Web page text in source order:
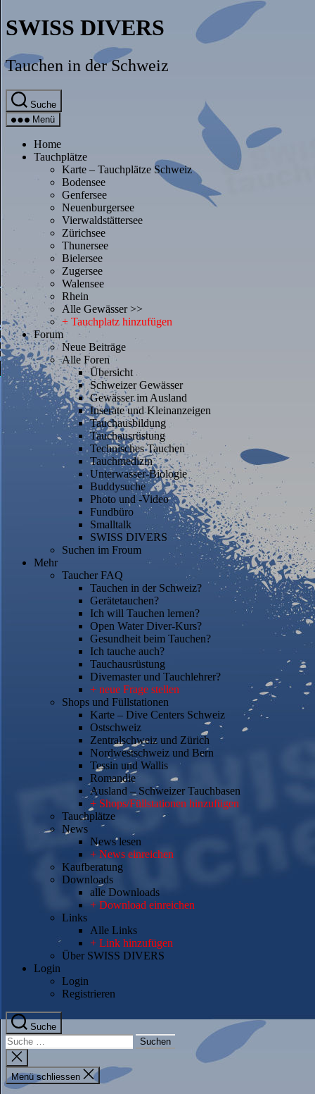
Direkt
zum
wechseln
SWISS DIVERS
Tauchen in der Schweiz
Suche
Menü
Home
Tauchplätze
Karte – Tauchplätze Schweiz
Bodensee
Genfersee
Neuenburgersee
Vierwaldstättersee
Zürichsee
Thunersee
Bielersee
Zugersee
Walensee
Rhein
Alle Gewässer >>
+ Tauchplatz hinzufügen
Forum
Neue Beiträge
Alle Foren
Übersicht
Schweizer Gewässer
Gewässer im Ausland
Inserate und Kleinanzeigen
Tauchausbildung
Tauchausrüstung
Technisches Tauchen
Tauchmedizin
Unterwasser-Biologie
Buddysuche
Photo und -Video
Fundbüro
Smalltalk
SWISS DIVERS
Suchen im Froum
Mehr
Taucher FAQ
Tauchen in der Schweiz?
Gerätetauchen?
Ich will Tauchen lernen?
Open Water Diver-Kurs?
Gesundheit beim Tauchen?
Ich tauche auch?
Tauchausrüstung
Divemaster und Tauchlehrer?
+ neue Frage stellen
Shops und Füllstationen
Karte – Dive Centers Schweiz
Ostschweiz
Zentralschweiz und Zürich
Nordwestschweiz und Bern
Tessin und Wallis
Romandie
Ausland – Schweizer Tauchbasen
+ Shops/Füllstationen hinzufügen
Tauchplätze
News
News lesen
+ News einreichen
Kaufberatung
Downloads
alle Downloads
+ Download einreichen
Links
Alle Links
+ Link hinzufügen
Über SWISS DIVERS
Login
Login
Registrieren
Suche
Suche
nach:
Suche
schliessen
Menü schliessen